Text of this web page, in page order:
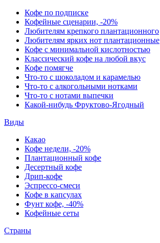
Кофе по подписке
Кофейные сценарии, -20%
Любителям крепкого плантационного
Любителям ярких нот плантационные
Кофе с минимальной кислотностью
Классический кофе на любой вкус
Кофе помягче
Что-то с шоколадом и карамелью
Что-то с алкогольными нотками
Что-то с нотами выпечки
Какой-нибудь Фруктово-Ягодный
Виды
Какао
Кофе недели, -20%
Плантационный кофе
Десертный кофе
Дрип-кофе
Эспрессо-смеси
Кофе в капсулах
Фунт кофе, -40%
Кофейные сеты
Страны